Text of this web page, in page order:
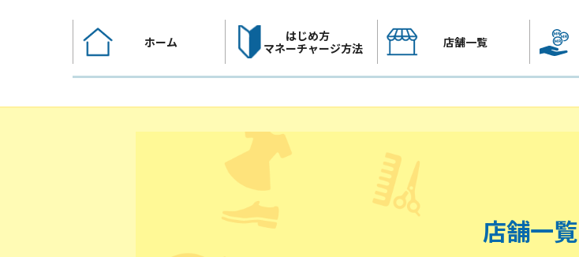
へ
ホーム
はじめ方
マネーチャージ方法
店舗一覧
店舗一覧